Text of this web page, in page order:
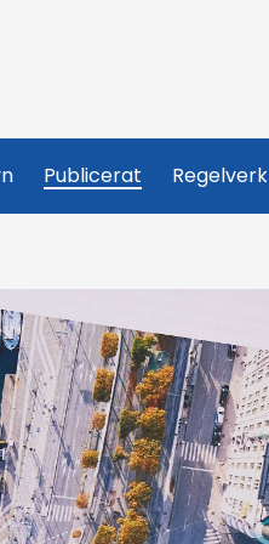
Publicerat Regelverk